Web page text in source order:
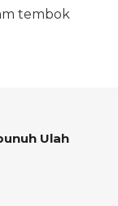
tembok
Ulah